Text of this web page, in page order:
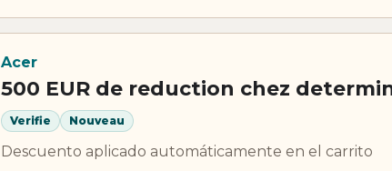
Acer
500 EUR de reduction chez
Verifie Nouveau
Descuento aplicado automáticamente en el carrito